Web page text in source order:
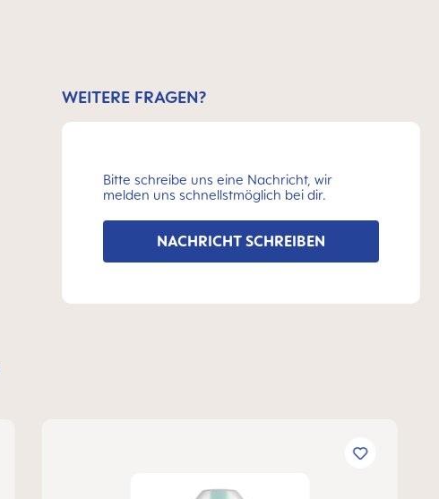
WEITERE FRAGEN?
Bitte schreibe uns eine Nachricht, wir
melden uns schnellstmöglich bei dir.
NACHRICHT SCHREIBEN